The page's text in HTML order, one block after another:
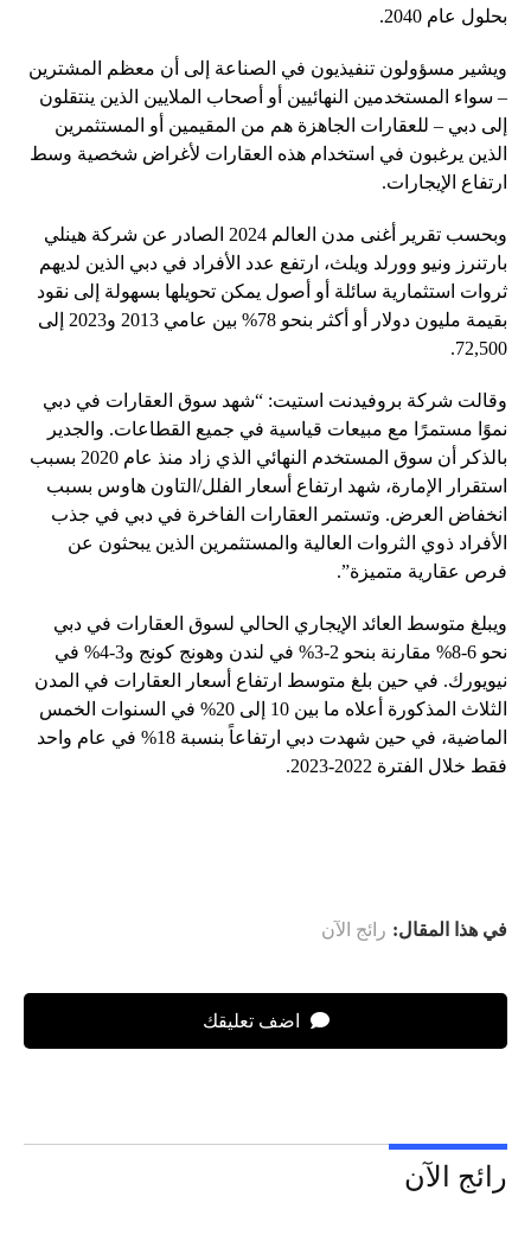
بحلول عام 2040.
ويشير مسؤولون تنفيذيون في الصناعة إلى أن معظم المشترين
– سواء المستخدمين النهائيين أو أصحاب الملايين الذين ينتقلون
إلى دبي – للعقارات الجاهزة هم من المقيمين أو المستثمرين
الذين يرغبون في استخدام هذه العقارات لأغراض شخصية وسط
ارتفاع الإيجارات.
وبحسب تقرير أغنى مدن العالم 2024 الصادر عن شركة هينلي
بارتنرز ونيو وورلد ويلث، ارتفع عدد الأفراد في دبي الذين لديهم
ثروات استثمارية سائلة أو أصول يمكن تحويلها بسهولة إلى نقود
بقيمة مليون دولار أو أكثر بنحو 78% بين عامي 2013 و2023 إلى
72,500.
وقالت شركة بروفيدنت استيت: “شهد سوق العقارات في دبي
نموًا مستمرًا مع مبيعات قياسية في جميع القطاعات. والجدير
بالذكر أن سوق المستخدم النهائي الذي زاد منذ عام 2020 بسبب
استقرار الإمارة، شهد ارتفاع أسعار الفلل/التاون هاوس بسبب
انخفاض العرض. وتستمر العقارات الفاخرة في دبي في جذب
الأفراد ذوي الثروات العالية والمستثمرين الذين يبحثون عن
فرص عقارية متميزة”.
ويبلغ متوسط ​​العائد الإيجاري الحالي لسوق العقارات في دبي
نحو 6-8% مقارنة بنحو 2-3% في لندن وهونج كونج و3-4% في
نيويورك. في حين بلغ متوسط ​​ارتفاع أسعار العقارات في المدن
الثلاث المذكورة أعلاه ما بين 10 إلى 20% في السنوات الخمس
الماضية، في حين شهدت دبي ارتفاعاً بنسبة 18% في عام واحد
فقط خلال الفترة 2022-2023.
في هذا المقال: رائج الآن
اضف تعليقك
رائج الآن